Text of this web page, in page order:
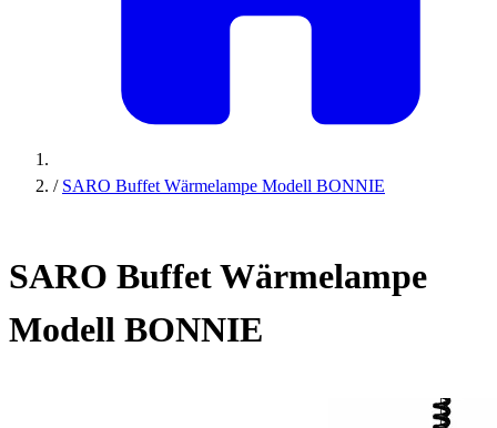
/ SARO Buffet Wärmelampe Modell BONNIE
SARO Buffet Wärmelampe
Modell BONNIE